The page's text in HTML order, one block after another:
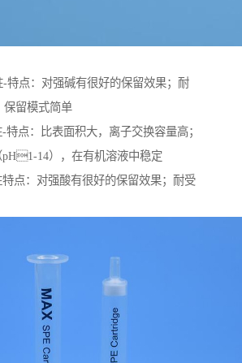
特点：对强碱有很好的保留效果；耐
保留模式简单
特点：比表面积大，离子交换容量高；
14），在有机溶液中稳定
点：对强酸有很好的保留效果；耐受